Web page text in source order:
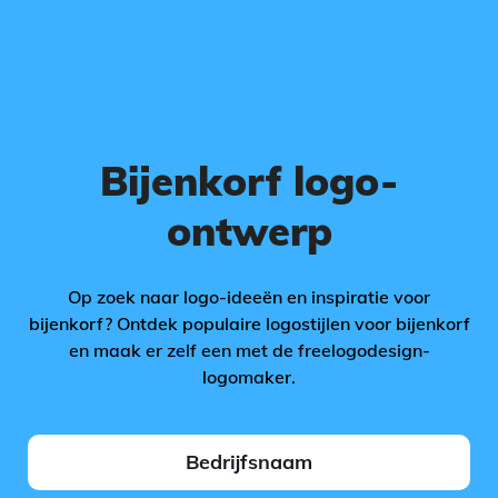
Bijenkorf logo-
ontwerp
Op zoek naar logo-ideeën en inspiratie voor
bijenkorf? Ontdek populaire logostijlen voor bijenkorf
en maak er zelf een met de freelogodesign-
logomaker.